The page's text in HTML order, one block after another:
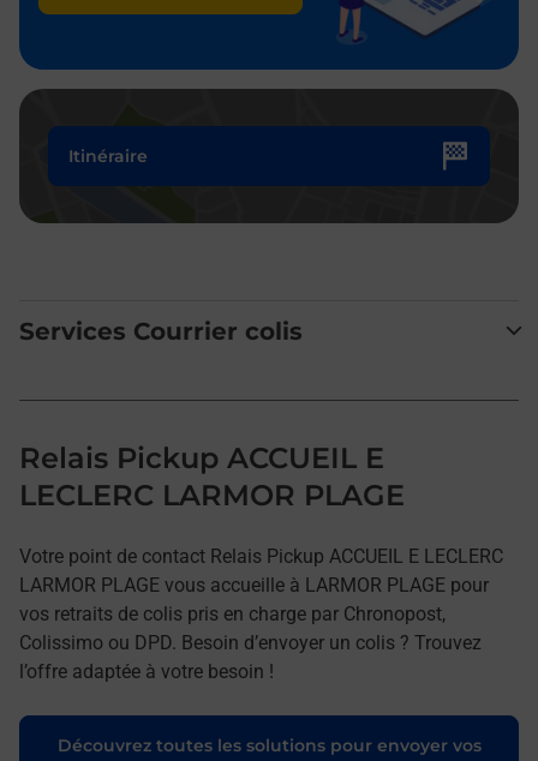
Itinéraire
Services Courrier colis
Relais Pickup ACCUEIL E
LECLERC LARMOR PLAGE
Votre point de contact Relais Pickup ACCUEIL E LECLERC
LARMOR PLAGE vous accueille à LARMOR PLAGE pour
vos retraits de colis pris en charge par Chronopost,
Colissimo ou DPD. Besoin d’envoyer un colis ? Trouvez
l’offre adaptée à votre besoin !
Découvrez toutes les solutions pour envoyer vos